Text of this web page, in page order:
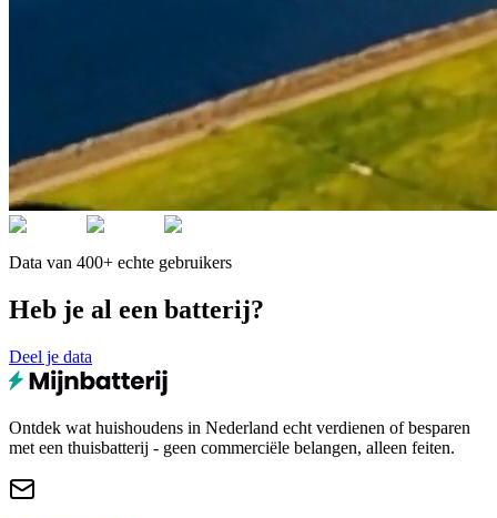
Data van 400+ echte gebruikers
Heb je al een batterij?
Deel je data
Ontdek wat huishoudens in Nederland echt verdienen of besparen
met een thuisbatterij - geen commerciële belangen, alleen feiten.